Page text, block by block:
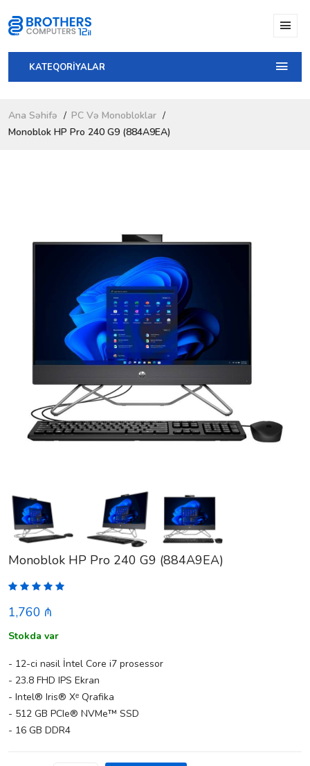
KATEQORİYALAR
Ana Səhifə
PC Və Monobloklar
Monoblok HP Pro 240 G9 (884A9EA)
Monoblok HP Pro 240 G9 (884A9EA)
1,760 ₼
Stokda var
- 12-ci nəsil İntel Core i7 prosessor
- 23.8 FHD IPS Ekran
- Intel® Iris® Xᵉ Qrafika
- 512 GB PCIe® NVMe™ SSD
- 16 GB DDR4